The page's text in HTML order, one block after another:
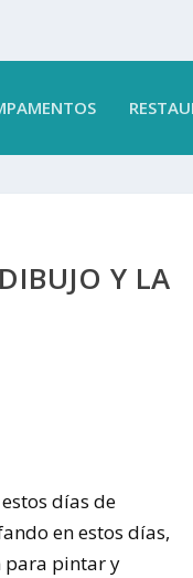
Y LA
días de
en estos días,
para pintar y